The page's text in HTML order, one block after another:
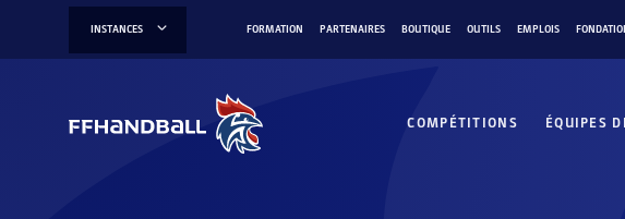
INSTANCES FORMATION PARTENAIRES BOUTIQUE OUTILS EMPLOIS
COMPÉTITIONS ÉQUIPES